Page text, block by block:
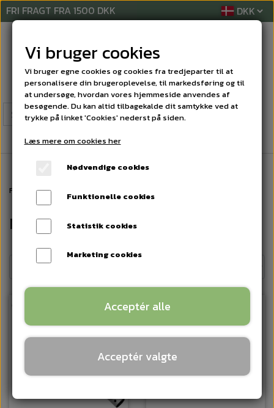
FRI FRAGT FRA 1500 DKK
Forside MASKINER
NILFISK VP300 NORDIC støvsuger
Vi bruger cookies
Vi bruger egne cookies og cookies fra tredjeparter til at
personalisere din brugeroplevelse, til markedsføring og til
at undersøge, hvordan vores hjemmeside anvendes af
besøgende. Du kan altid tilbagekalde dit samtykke ved at
trykke på linket 'Cookies' nederst på siden.
Læs mere om cookies her
Nødvendige cookies
Funktionelle cookies
Statistik cookies
Marketing cookies
Acceptér alle
Acceptér valgte